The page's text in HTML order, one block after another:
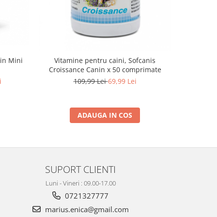
Mini
Vitamine pentru caini, Sofcanis
Croissance Canin x 50 comprimate
109,99 Lei69,99 Lei
ADAUGA IN COS
SUPORT CLIENTI
Luni - Vineri : 09.00-17.00
0721327777
marius.enica@gmail.com